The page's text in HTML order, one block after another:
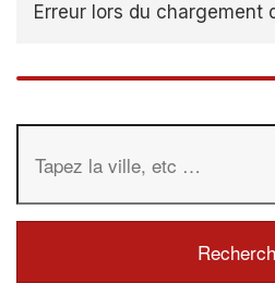
Erreur lors du chargement